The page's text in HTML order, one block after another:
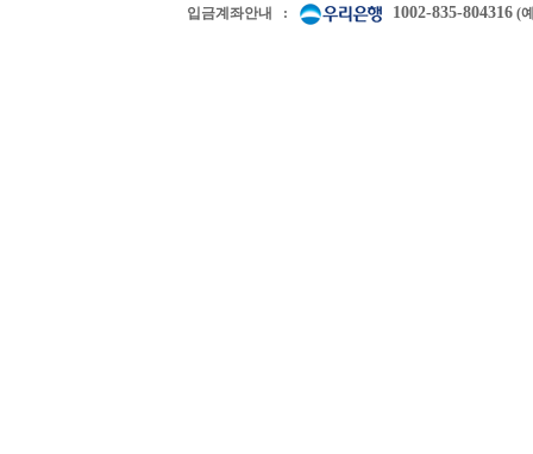
입금계좌안내 : 1002-835-804316 (